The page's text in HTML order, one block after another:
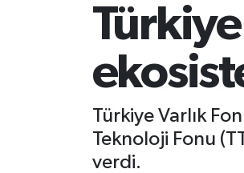
Türkiye Varlık
Teknoloji Fonu
verdi.
Savunma - Teknoloji
Tüm Manşetler
Son Dakika Haberleri